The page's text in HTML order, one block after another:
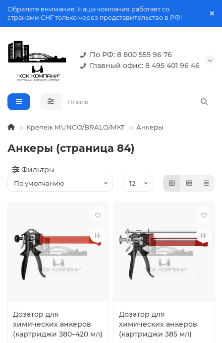
Обратите внимание. Наша компания работает со
странами СНГ только через представительство в РФ!
По РФ: 8 800 555 96 76
Главный офис: 8 495 401 96 46
Крепеж MUNGO/BRALO/MKT Анкеры
Анкеры (страница 84)
Фильтры
Дозатор для
химических анкеров
(картриджи 380–420 мл)
Дозатор для
химических анкеров
(картриджи 385 мл)